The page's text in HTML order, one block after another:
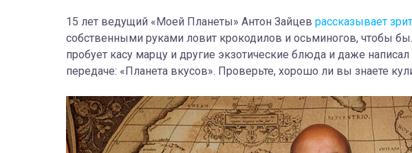
15 лет ведущий «Моей Планеты» Антон Зайцев рассказывает
собственными руками ловит крокодилов и осьминогов, чтобы
пробует касу марцу и другие экзотические блюда и даже написал
передаче: «Планета вкусов». Проверьте, хорошо ли вы знаете